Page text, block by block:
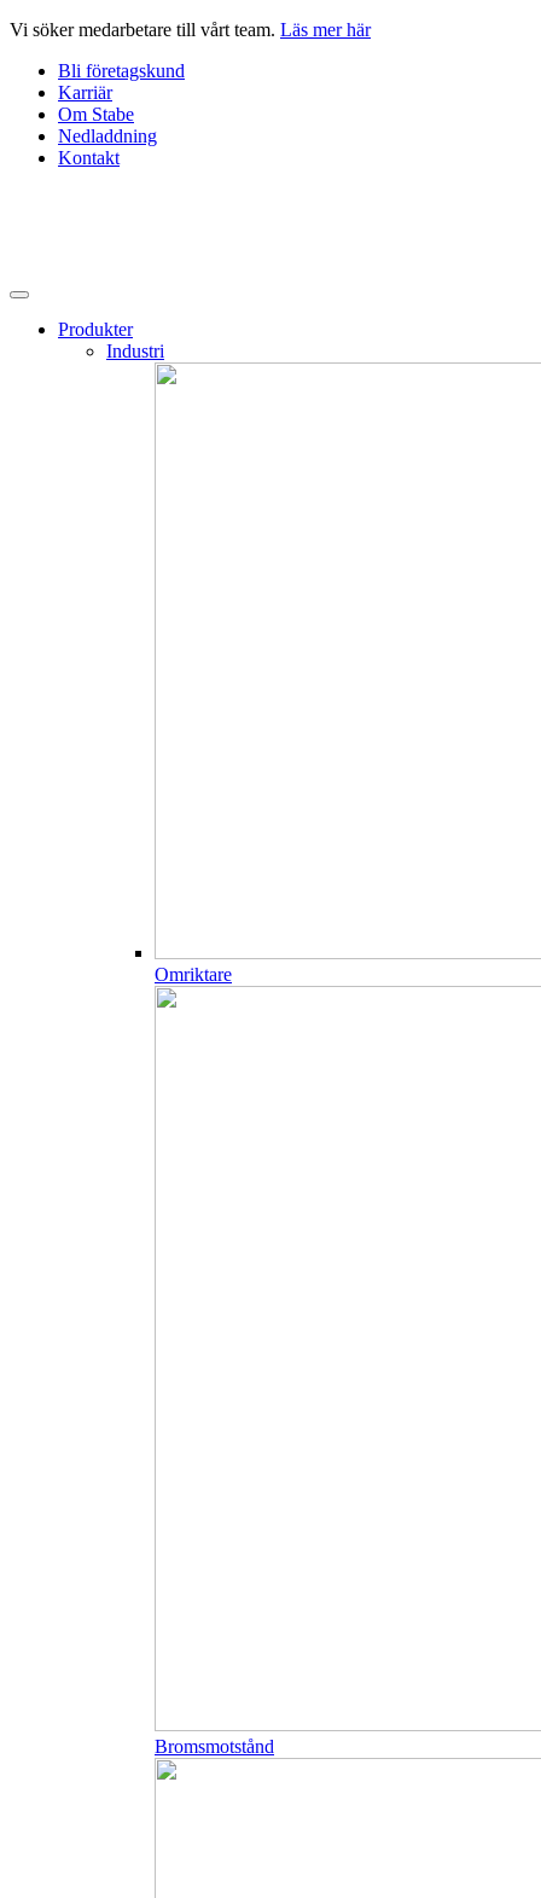
Hoppa
innehåll
Vi söker medarbetare till vårt team. Läs mer här
Bli företagskund
Karriär
Om Stabe
Nedladdning
Kontakt
Produkter
Industri
Omriktare
Bromsmotstånd